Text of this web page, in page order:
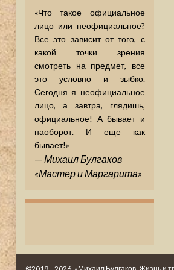
«Что такое официальное
лицо или неофициальное?
Все это зависит от того, с
какой точки зрения
смотреть на предмет, все
это условно и зыбко.
Сегодня я неофициальное
лицо, а завтра, глядишь,
официальное! А бывает и
наоборот. И еще как
бывает!»
— Михаил Булгаков
«Мастер и Маргарита»